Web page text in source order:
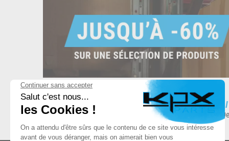
ESPACE DE STOCKAGE
8.500 produits en stock